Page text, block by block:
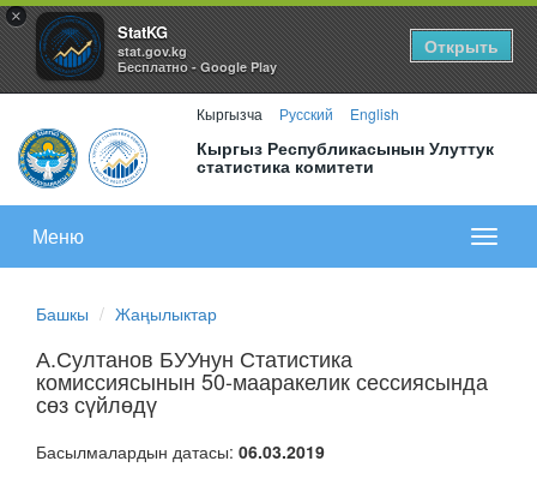
×
StatKG
stat.gov.kg
Бесплатно - Google Play
Открыть
Кыргызча Русский English
Кыргыз Республикасынын Улуттук
статистика комитети
меню
Меню
Башкы Жаңылыктар
А.Султанов БУУнун Статистика
комиссиясынын 50-мааракелик сессиясында
сөз сүйлөдү
Басылмалардын датасы: 06.03.2019